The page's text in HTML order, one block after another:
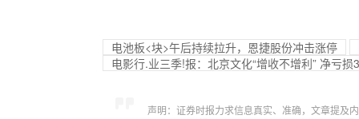
电池板<块>午后持续拉升，恩捷股份冲击涨停
电影行.业三季!报：北京文化“增收不增利” 净亏
声明：证券时报力求信息真实、准确，文章提及